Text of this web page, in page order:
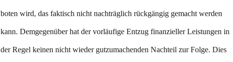
boten wird, das faktisch nicht nachträglich rückgängig gemacht werden
kann. Demgegenüber hat der vorläufige Entzug finanzieller Leistungen in
der Regel keinen nicht wieder gutzumachenden Nachteil zur Folge. Dies